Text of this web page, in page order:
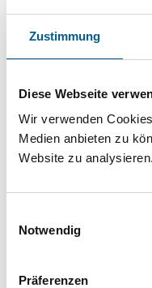
Zustimmung
Diese Webseite
Wir verwenden
Medien anbieten zu
Website zu analysieren.
Notwendig
Präferenzen
Stiftungsdatenbank
Recherchieren Sie
Stiftungsdatenbank
Suchbegriffen und
die Groß- und
Bitte Suchbegriff